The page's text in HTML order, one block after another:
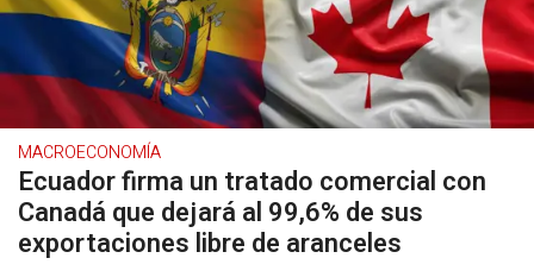
MACROECONOMÍA
Ecuador firma un tratado comercial con
Canadá que dejará al 99,6% de sus
exportaciones libre de aranceles